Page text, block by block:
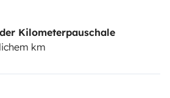
Kilometerpauschale
km